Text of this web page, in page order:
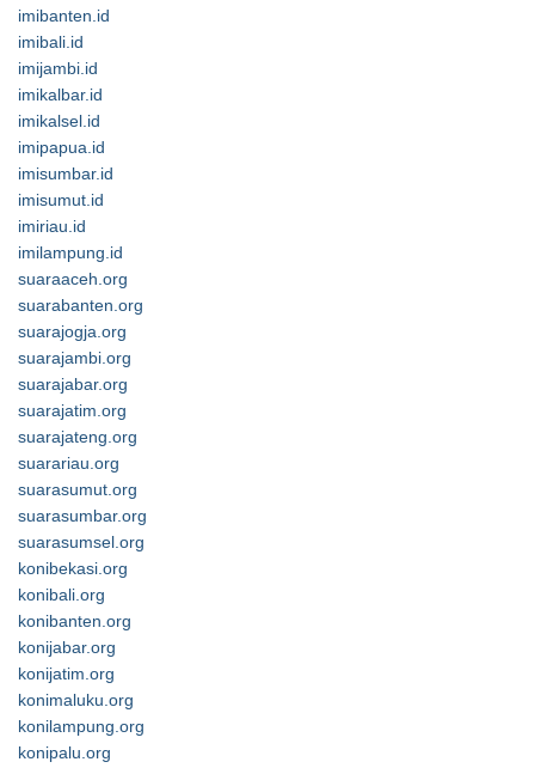
imibanten.id
imibali.id
imijambi.id
imikalbar.id
imikalsel.id
imipapua.id
imisumbar.id
imisumut.id
imiriau.id
imilampung.id
suaraaceh.org
suarabanten.org
suarajogja.org
suarajambi.org
suarajabar.org
suarajatim.org
suarajateng.org
suarariau.org
suarasumut.org
suarasumbar.org
suarasumsel.org
konibekasi.org
konibali.org
konibanten.org
konijabar.org
konijatim.org
konimaluku.org
konilampung.org
konipalu.org